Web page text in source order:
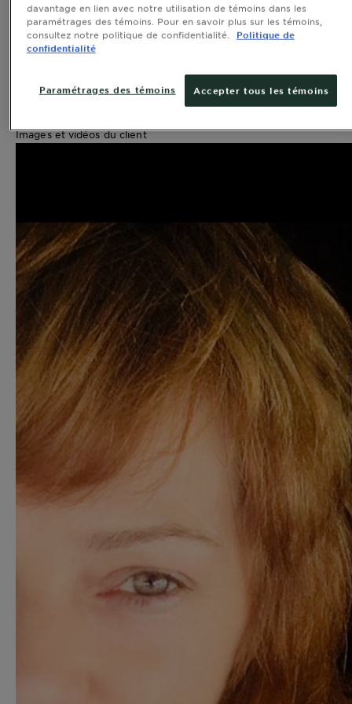
2.9
Rapport qualité-prix du produit
Rapport qualité-prix du produit, 2.9 sur 5
Efficacité
Images et vidéos du client
davantage en lien avec notre utilisation de témoins dans les
paramétrages des témoins. Pour en savoir plus sur les témoins,
consultez notre politique de confidentialité.
Politique de
confidentialité
Accepter tous les témoins
Paramétrages des témoins